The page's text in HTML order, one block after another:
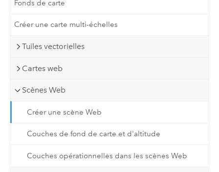
Fonds de carte
Créer une carte multi-échelles
Tuiles vectorielles
Cartes web
Scènes Web
Créer une scène Web
Couches de fond de carte et d'altitude
Couches opérationnelles dans les scènes Web